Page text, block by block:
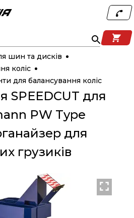
шин та дисків
коліс
для балансування коліс
SPEEDCUT для
PW Type
для
грузиків